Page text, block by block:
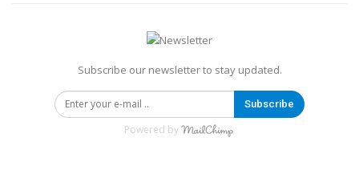
Subscribe our newsletter to stay updated.
Subscribe
Powered by